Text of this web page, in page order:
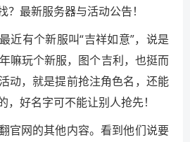
近有个新服叫“吉祥如意”，说是
嘛玩个新服，图个吉利，也挺而
动，就是提前抢注角色名，还能
好名字可不能让别人抢先！
官网的其他内容。看到他们说要